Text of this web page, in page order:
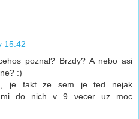
15:42
poznal? Brzdy? A nebo asi
:)
je fakt ze sem je ted nejak
mi do nich v 9 vecer uz moc